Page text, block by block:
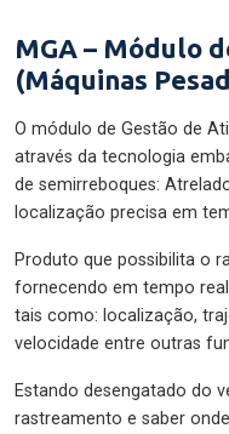
MGA – Módulo
(Máquinas
O módulo de Gestão de
através da tecnologia
de semirreboques:
localização precisa em
Produto que possibilita o
fornecendo em tempo
tais como: localização,
velocidade entre outras
Estando desengatado do
rastreamento e saber